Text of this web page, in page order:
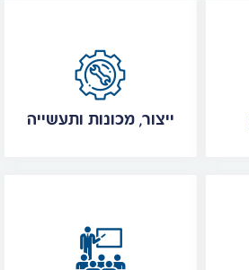
ייצור, מכונות ותעשייה